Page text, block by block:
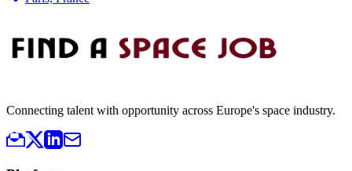
Connecting talent with opportunity across Europe's space industry.